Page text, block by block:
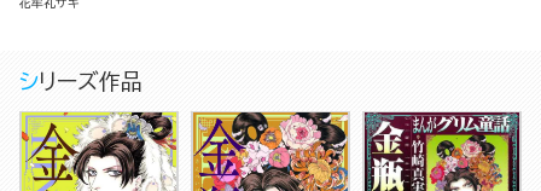
花牟礼サキ
シリーズ作品